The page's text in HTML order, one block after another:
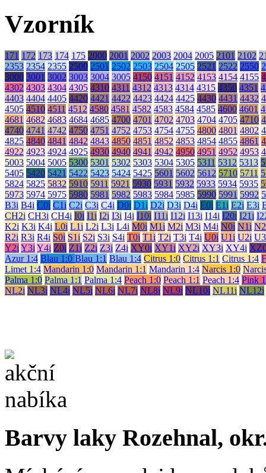
Vzorník
171 172 173 174 175 2000 2001 2002 2003 2004 2005 2101 2102
2353 2354 2355 2500 2501 2502 2503 2504 2505 2521 2522 2550
3000 3001 3002 3003 3004 3005 4150 4151 4152 4153 4154 4155
4302 4303 4304 4305 4310 4311 4312 4313 4314 4315 4350 4351
4403 4404 4405 4420 4421 4422 4423 4424 4425 4430 4431 4432
4505 4510 4511 4512 4580 4581 4582 4583 4584 4585 4600 4601
4681 4682 4683 4684 4685 4700 4701 4702 4703 4704 4705 4710
4740 4741 4742 4750 4751 4752 4753 4754 4755 4800 4801 4802
4825 4840 4841 4842 4843 4850 4851 4852 4853 4854 4855 4861
4922 4923 4924 4925 4930 4940 4941 4942 4950 4951 4952 4953
5003 5004 5005 5300 5301 5302 5303 5304 5305 5311 5312 5313
5405 5420 5421 5422 5423 5424 5425 5601 5602 5612 5710 5711
5824 5825 5832 5910 5911 5921 5930 5931 5932 5933 5934 5935
5973 5974 5975 5980 5981 5982 5983 5984 5985 5990 5991 5992
B3i B4i C0i C1i C2i C3i C4i D0i D1i D2i D3i D4i E0i E1i E2i E3i
CH2i CH3i CH4i I0i I1i I2i I3i I4i I10i I11i I12i I13i I14i I20i I21i
K2i K3i K4i L0i L1i L2i L3i L4i M0i M1i M2i M3i M4i N0i N1i
R2i R3i R4i S0i S1i S2i S3i S4i T0i T1i T2i T3i T4i U0i U1i U2i
Y2i Y3i Y4i Z0i Z1i Z2i Z3i Z4i XY0i XY1i XY2i XY3i XY4i
Azur 1:4 Blau 1:0 Blau 1:1 Blau 1:4 Citrus 1:0 Citrus 1:1 Citrus 1:4
Limet 1:4 Mandarin 1:0 Mandarin 1:1 Mandarin 1:4 Narcis 1:0
Palma 1:0 Palma 1:1 Palma 1:4 Peach 1:0 Peach 1:1 Peach 1:4 Pink
NL2i NL3i NL4i NL5i NL6i NL7i NL8i NL9i NL10i NL11i NL12i
Barvy laky Rozehnal,